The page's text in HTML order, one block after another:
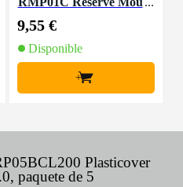
(Pack of 5)
9,55 €
Disponible
+
Plasticover
paquete de 5